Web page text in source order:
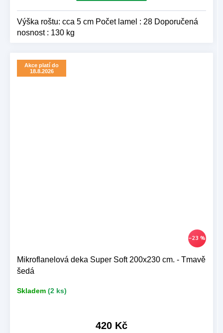
Výška roštu: cca 5 cm Počet lamel : 28 Doporučená
nosnost : 130 kg
Akce platí do
18.8.2026
–23 %
Mikroflanelová deka Super Soft 200x230 cm. - Tmavě
šedá
Skladem (2 ks)
420 Kč